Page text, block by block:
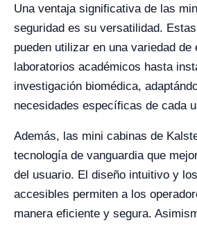
Una ventaja significativa de las
seguridad es su versatilidad.
pueden utilizar en una variedad de
laboratorios académicos hasta
investigación biomédica,
necesidades específicas de cada
Además, las mini cabinas de
tecnología de vanguardia que
del usuario. El diseño intuitivo y
accesibles permiten a los
manera eficiente y segura.